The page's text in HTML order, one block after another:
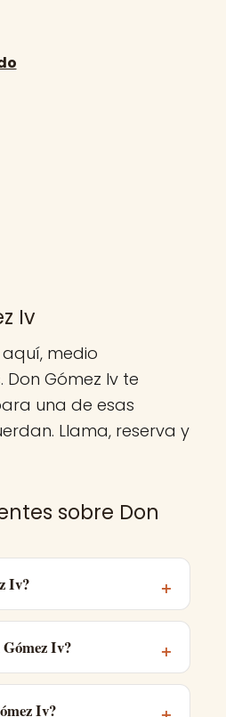
Iv
medio
Gómez Iv te
una de esas
Llama, reserva y
sobre Don
Iv?
Iv?
Iv?